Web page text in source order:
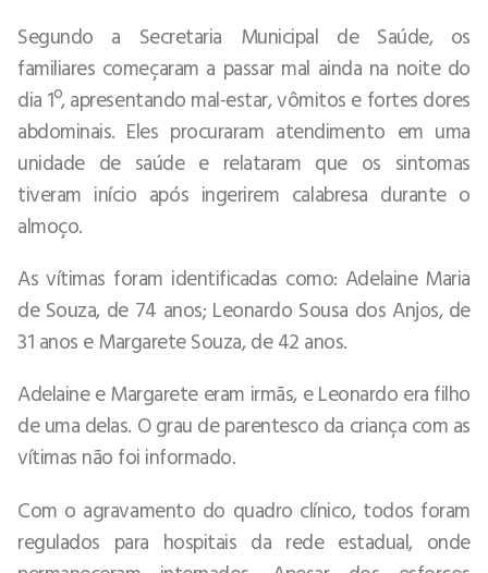
Segundo a Secretaria Municipal de Saúde, os
familiares começaram a passar mal ainda na noite do
dia 1º, apresentando mal-estar, vômitos e fortes dores
abdominais. Eles procuraram atendimento em uma
unidade de saúde e relataram que os sintomas
tiveram início após ingerirem calabresa durante o
almoço.
As vítimas foram identificadas como: Adelaine Maria
de Souza, de 74 anos; Leonardo Sousa dos Anjos, de
31 anos e Margarete Souza, de 42 anos.
Adelaine e Margarete eram irmãs, e Leonardo era filho
de uma delas. O grau de parentesco da criança com as
vítimas não foi informado.
Com o agravamento do quadro clínico, todos foram
regulados para hospitais da rede estadual, onde